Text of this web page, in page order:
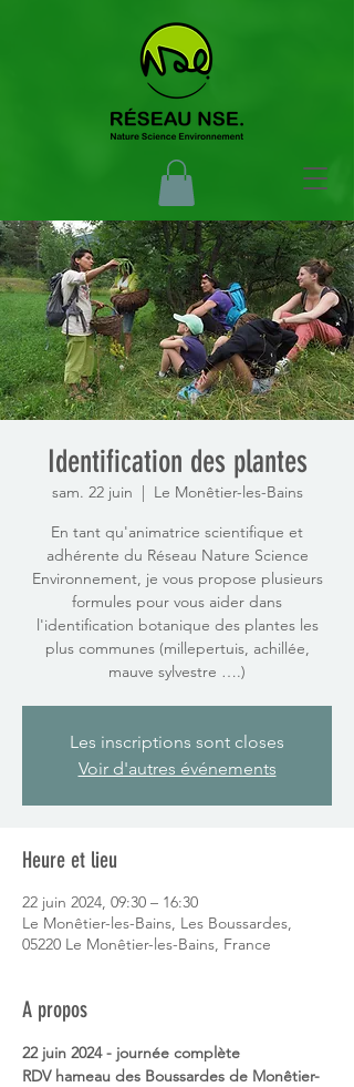
Identification des plantes
sam. 22 juin
  |
Le Monêtier-les-Bains
En tant qu'animatrice scientifique et
adhérente du Réseau Nature Science
Environnement, je vous propose plusieurs
formules pour vous aider dans
l'identification botanique des plantes les
plus communes (millepertuis, achillée,
mauve sylvestre ….)
Les inscriptions sont closes
Voir d'autres événements
Heure et lieu
22 juin 2024, 09:30 – 16:30
Le Monêtier-les-Bains, Les Boussardes,
05220 Le Monêtier-les-Bains, France
A propos
22 juin 2024 - journée complète
RDV hameau des Boussardes de Monêtier-